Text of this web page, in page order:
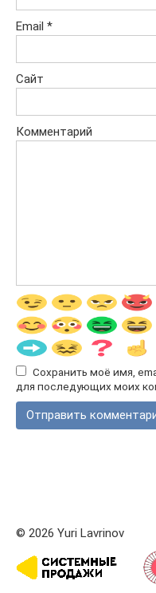
Email *
Сайт
Комментарий
Сохранить моё имя,
для последующих моих
© 2026 Yuri Lavrinov